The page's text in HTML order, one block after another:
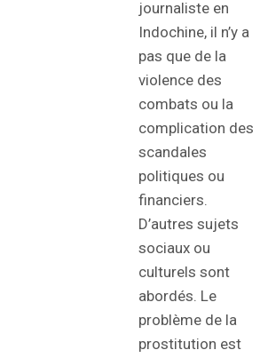
journaliste en
Indochine, il n’y a
pas que de la
violence des
combats ou la
complication des
scandales
politiques ou
financiers.
D’autres sujets
sociaux ou
culturels sont
abordés. Le
problème de la
prostitution est